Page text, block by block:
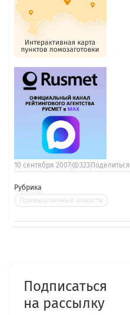
Рубрика
Промышленные новости
10 сентября 2007 323 Поделиться
Подписаться
на рассылку